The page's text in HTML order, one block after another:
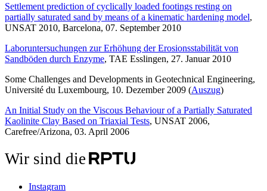
Settlement prediction of cyclically loaded footings resting on
partially saturated sand by means of a kinematic hardening model,
UNSAT 2010, Barcelona, 07. September 2010
Laboruntersuchungen zur Erhöhung der Erosionsstabilität von
Sandböden durch Enzyme, TAE Esslingen, 27. Januar 2010
Some Challenges and Developments in Geotechnical Engineering,
Université du Luxembourg, 10. Dezember 2009 (Auszug)
An Initial Study on the Viscous Behaviour of a Partially Saturated
Kaolinite Clay Based on Triaxial Tests, UNSAT 2006,
Carefree/Arizona, 03. April 2006
Wir sind die
Instagram